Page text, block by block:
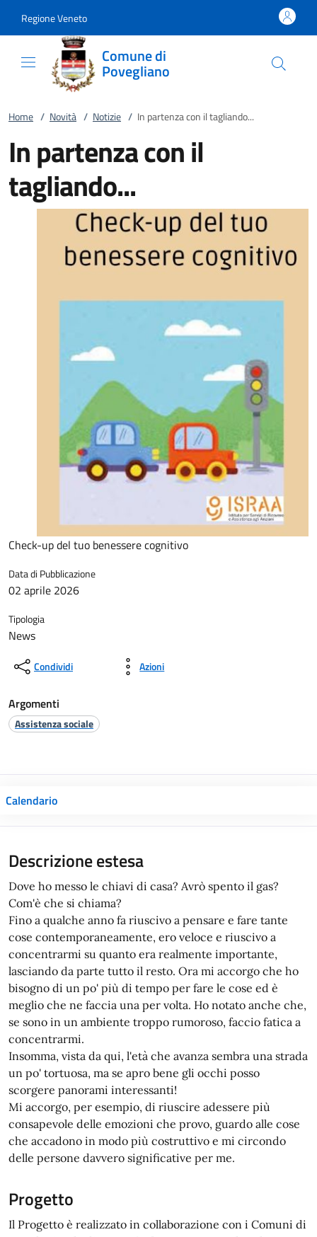
Regione Veneto
Comune di
Povegliano
Home / Novità / Notizie / In partenza con il tagliando...
In partenza con il
tagliando...
Check-up del tuo benessere cognitivo
Data di Pubblicazione
02 aprile 2026
Tipologia
News
Condividi Azioni
Argomenti
Assistenza sociale
Calendario
Descrizione estesa
Dove ho messo le chiavi di casa? Avrò spento il gas?
Com'è che si chiama?
Fino a qualche anno fa riuscivo a pensare e fare tante
cose contemporaneamente, ero veloce e riuscivo a
concentrarmi su quanto era realmente importante,
lasciando da parte tutto il resto. Ora mi accorgo che ho
bisogno di un po' più di tempo per fare le cose ed è
meglio che ne faccia una per volta. Ho notato anche che,
se sono in un ambiente troppo rumoroso, faccio fatica a
concentrarmi.
Insomma, vista da qui, l'età che avanza sembra una strada
un po' tortuosa, ma se apro bene gli occhi posso
scorgere panorami interessanti!
Mi accorgo, per esempio, di riuscire adessere più
consapevole delle emozioni che provo, guardo alle cose
che accadono in modo più costruttivo e mi circondo
delle persone davvero significative per me.
Progetto
Il Progetto è realizzato in collaborazione con i Comuni di